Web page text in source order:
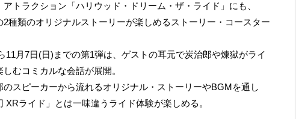
アトラクション「ハリウッド・ドリーム・ザ・ライド」にも、
2種類のオリジナルストーリーが楽しめるストーリー・コースター
11月7日(日)までの第1弾は、ゲストの耳元で炭治郎や煉獄がライ
しむコミカルな会話が展開。
のスピーカーから流れるオリジナル・ストーリーやBGMを通し
XRライド」とは一味違うライド体験が楽しめる。